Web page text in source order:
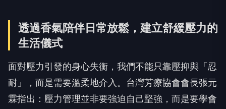
透過香氣陪伴日常放鬆，建立舒緩壓力的
生活儀式
面對壓力引發的身心失衡，我們不能只靠壓抑與「忍
耐」，而是需要溫柔地介入。台灣芳療協會會長張元
霖指出：壓力管理並非要強迫自己堅強，而是要學會